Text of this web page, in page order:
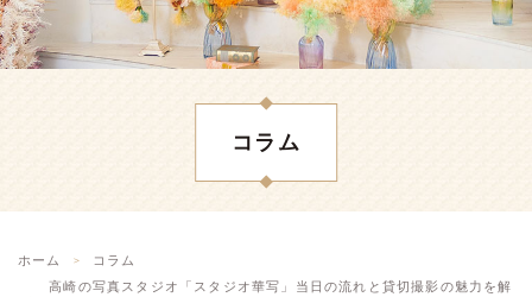
コラム
ホーム
コラム
高崎の写真スタジオ「スタジオ華写」当日の流れと貸切撮影の魅力を解